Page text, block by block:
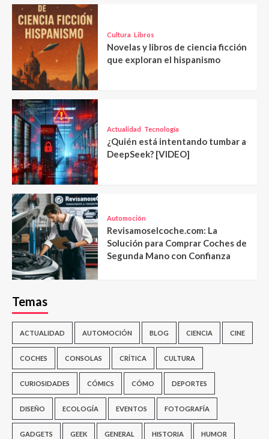
Cultura Libros
Novelas y libros de ciencia ficción
que exploran el hispanismo
Actualidad Tecnología
¿Quién está intentando tumbar a
DeepSeek? [VIDEO]
Automoción
Revisamoselcoche.com: La
Solución para Comprar Coches de
Segunda Mano con Confianza
Temas
ACTUALIDAD AUTOMOCIÓN BLOG CIENCIA CINE
COCHES CONSOLAS CRÍTICA CULTURA
CURIOSIDADES CÓMICS CÓMO DEPORTES
DISEÑO ECOLOGÍA EVENTOS FOTOGRAFÍA
GADGETS GEEK GENERAL HISTORIA HUMOR